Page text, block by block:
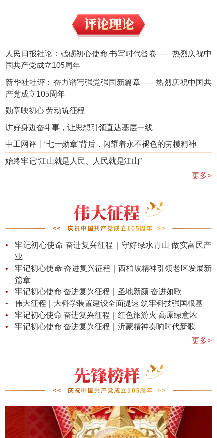
人民日报社论：砥砺初心使命 书写时代答卷——热烈庆祝中
国共产党成立105周年
新华社社评：奋力谱写强党强国新篇章——热烈庆祝中国共
产党成立105周年
勋章映初心 劳动筑征程
讲好身边奋斗事，让思想引领直达基层一线
中工网评丨“七一勋章”背后，闪耀着永不褪色的劳模精神
始终牢记“江山就是人民、人民就是江山”
更多>
牢记初心使命 奋进复兴征程｜守好绿水青山 做实富民产
业
牢记初心使命 奋进复兴征程｜西柏坡精神引领老区发展新
篇章
牢记初心使命 奋进复兴征程｜圣地新颜 奋进如歌
伟大征程｜大科学装置建设全面提速 筑牢科技强国根基
牢记初心使命 奋进复兴征程｜红色旅游火 高原绿意浓
牢记初心使命 奋进复兴征程｜沂蒙精神奏响时代新歌
更多>